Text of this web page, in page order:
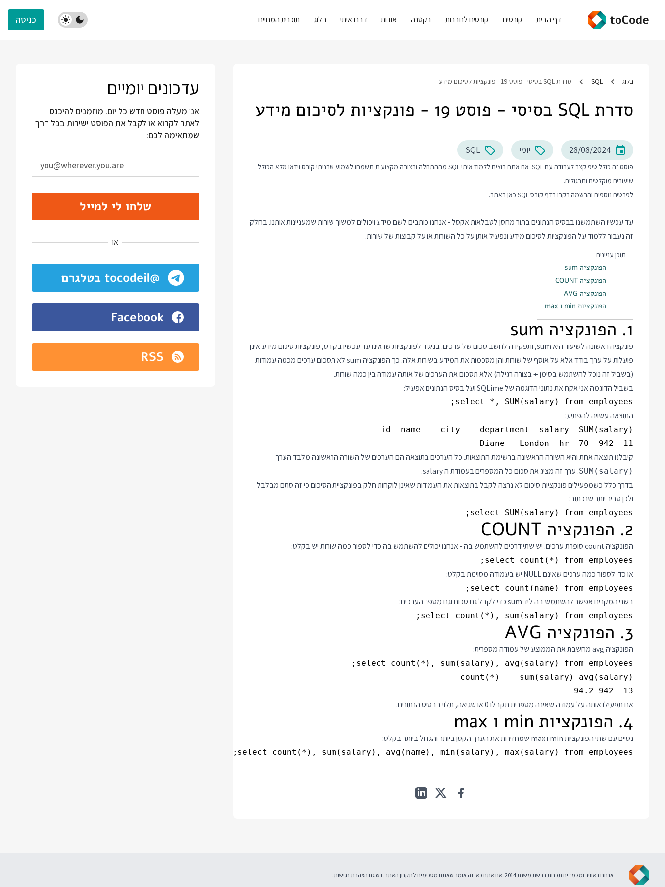
דף הבית קורסים קורסים לחברות בקטנה אודות דברו איתי בלוג תוכנית המנויים כניסה
בלוג SQL סדרת SQL בסיסי - פוסט 19 - פונקציות לסיכום מידע
סדרת SQL בסיסי - פוסט 19 - פונקציות לסיכום מידע
28/08/2024 יומי SQL
פוסט זה כולל טיפ קצר לעבודה עם SQL. אם אתם רוצים ללמוד איתי SQL מההתחלה ובצורה מקצועית תשמחו לשמוע שבניתי קורס וידאו מלא הכולל
שיעורים מוקלטים ותרגולים.
לפרטים נוספים והרשמה בקרו בדף קורס SQL כאן באתר.
עד עכשיו השתמשנו בבסיס הנתונים בתור מחסן לטבלאות אקסל - אנחנו כותבים לשם מידע ויכולים למשוך שורות שמעניינות אותנו. בחלק
זה נעבור ללמוד על הפונקציות לסיכום מידע ונפעיל אותן על כל השורות או על קבוצות של שורות.
תוכן עניינים
הפונקציה sum
הפונקציה COUNT
הפונקציה AVG
הפונקציות min ו max
1. הפונקציה sum
פונקציה ראשונה לשיעור היא sum, ותפקידה לחשב סכום של ערכים. בניגוד לפונקציות שראינו עד עכשיו בקורס, פונקציות סיכום מידע אינן
פועלות על ערך בודד אלא על אוסף של שורות והן מסכמות את המידע בשורות אלה. כך הפונקציה sum לא תסכום ערכים מכמה עמודות
(בשביל זה נוכל להשתמש בסימן +בצורה רגילה) אלא תסכום את הערכים של אותה עמודה בין כמה שורות.
בשביל הדוגמה אני אקח את נתוני הדוגמה של SQLime ועל בסיס הנתונים אפעיל:
select *, SUM(salary) from employees;
התוצאה עשויה להפתיע:
11  Diane   London  hr  70  942
קיבלנו תוצאה אחת והיא השורה הראשונה ברשימת התוצאות. כל הערכים בתוצאה הם הערכים של השורה הראשונה מלבד הערך
SUM(salary). ערך זה מציג את סכום כל המספרים בעמודת ה salary.
בדרך כלל כשמפעילים פונקציות סיכום לא נרצה לקבל בתוצאות את העמודות שאינן לוקחות חלק בפונקציית הסיכום כי זה סתם מבלבל
ולכן סביר יותר שנכתוב:
select SUM(salary) from employees;
2. הפונקציה COUNT
הפונקציה count סופרת ערכים. יש שתי דרכים להשתמש בה - אנחנו יכולים להשתמש בה כדי לספור כמה שורות יש בקלט:
select count(*) from employees;
או כדי לספור כמה ערכים שאינם NULL יש בעמודה מסוימת בקלט:
select count(name) from employees;
בשני המקרים אפשר להשתמש בה ליד sum כדי לקבל גם סכום וגם מספר הערכים:
select count(*), sum(salary) from employees;
3. הפונקציה AVG
הפונקציה avg מחשבת את הממוצע של עמודה מספרית:
select count(*), sum(salary), avg(salary) from employees;
13  942 94.2
אם תפעילו אותה על עמודה שאינה מספרית תקבלו 0 או שגיאה, תלוי בבסיס הנתונים.
4. הפונקציות min ו max
נסיים עם שתי הפונקציות min ו max שמחזירות את הערך הקטן ביותר והגדול ביותר בקלט:
select count(*), sum(salary), avg(name), min(salary), max(salary) from employees;
עדכונים יומיים
אני מעלה פוסט חדש כל יום. מוזמנים להיכנס
לאתר לקרוא או לקבל את הפוסט ישירות בכל דרך
שמתאימה לכם:
שלחו לי למייל
או
@tocodeil בטלגרם
Facebook
RSS
אנחנו באוויר ומלמדים תכנות ברשת משנת 2014. אם אתם כאן זה אומר שאתם מסכימים ל תקנון האתר. ויש גם הצהרת נגישות.